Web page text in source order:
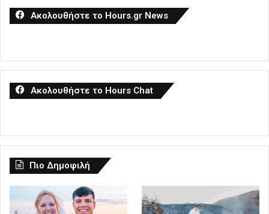
Ακολουθήστε το Hours.gr News
Ακολουθήστε το Hours Chat
Πιο Δημοφιλή